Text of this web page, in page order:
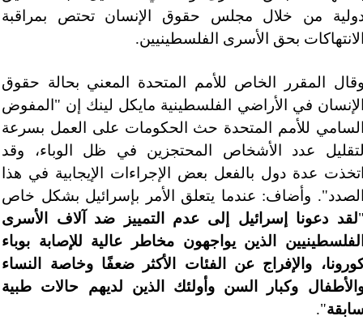
من خلال مجلس حقوق الإنسان تحتص بمراقبة
بحق الأسرى الفلسطينيين.
المقرر الخاص للأمم المتحدة المعني بحالة حقوق
في الأراضي الفلسطينية مايكل لينك إن "المفوض
للأمم المتحدة حث الحكومات على العمل بسرعة
عدد الأشخاص المحتجزين في ظل الوباء، وقد
عدة دول بالفعل بعض الإجراءات الإيجابية في هذا
وأضاف: عندما يتعلق الأمر بإسرائيل بشكل خاص
لقد دعونا إسرائيل إلى عدم التمييز ضد آلاف الأسرى
الذين يواجهون مخاطر عالية للإصابة بوباء
والإفراج عن الفئات الأكثر ضعفًا وخاصة النساء
وكبار السن وأولئك الذين لديهم حالات طبية
".